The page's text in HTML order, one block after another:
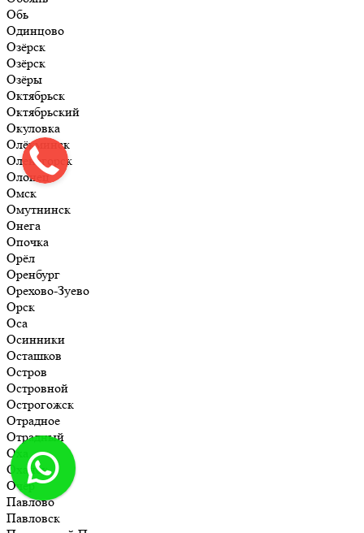
Обь
Одинцово
Озёрск
Озёрск
Озёры
Октябрьск
Октябрьский
Окуловка
Олёкминск
Оленегорск
Олонец
Омск
Омутнинск
Онега
Опочка
Орёл
Оренбург
Орехово-Зуево
Орск
Оса
Осинники
Осташков
Остров
Островной
Острогожск
Отрадное
Отрадный
Оха
Оханск
Очёр
Павлово
Павловск